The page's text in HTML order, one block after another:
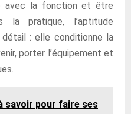
avec la fonction et être
la pratique, l’aptitude
: elle conditionne la
porter l’équipement et
savoir pour faire ses